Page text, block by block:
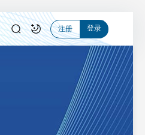
注册 登录